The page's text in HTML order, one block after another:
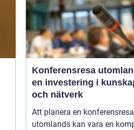
Konferensresa
en investering i
och nätverk
Att planera en konferensresa
utomlands kan vara en